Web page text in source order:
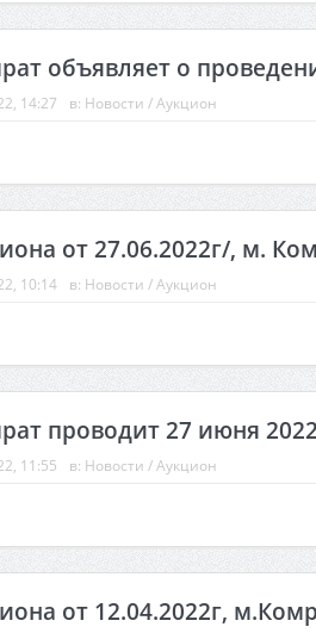
объявляет о
14:27 в: Новости /Аукцион
от 27.06.2022г/, м.
10:14 в: Новости /Аукцион
проводит 27 июня
11:55 в: Новости /Аукцион
от 12.04.2022г,